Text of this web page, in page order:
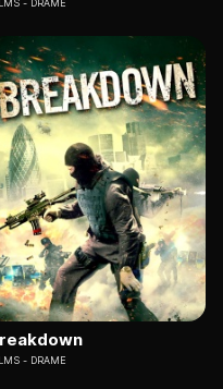
DRAME
DRAME